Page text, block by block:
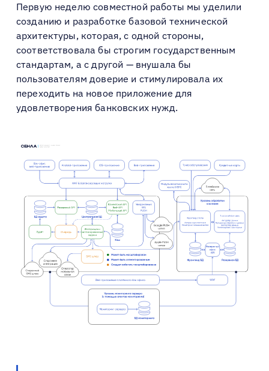
Первую неделю совместной работы мы уделили
созданию и разработке базовой технической
архитектуры, которая, с одной стороны,
соответствовала бы строгим государственным
стандартам, а с другой — внушала бы
пользователям доверие и стимулировала их
переходить на новое приложение для
удовлетворения банковских нужд.